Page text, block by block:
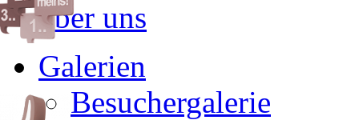
über uns
Galerien
Besuchergalerie